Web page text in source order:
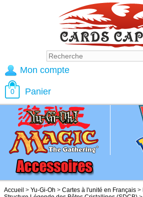
Accueil > Yu-Gi-Oh > Cartes à l'unité en Français >
Mon compte
0 Panier